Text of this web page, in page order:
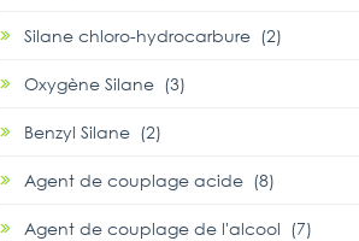
Silane chloro-hydrocarbure (2)
Oxygène Silane (3)
Benzyl Silane (2)
Agent de couplage acide (8)
Agent de couplage de l'alcool (7)